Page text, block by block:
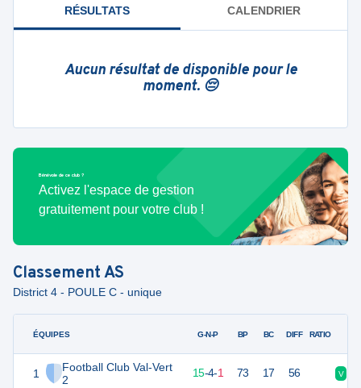
RÉSULTATS CALENDRIER
Aucun résultat de disponible pour le
moment. 😔
Bénévole de ce club ?
Activez l'espace de gestion
gratuitement pour votre club !
ClassementAS
District 4 - POULE C - unique
ÉQUIPES
1
Football Club Val-Vert
2
G-N-P BP BC DIFF RATIO
49 20 15-4-1 73 17 56 V